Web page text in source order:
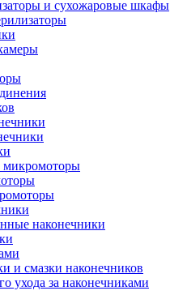
и сухожаровые шкафы
микромоторы
наконечники
и смазки наконечников
ухода за наконечниками